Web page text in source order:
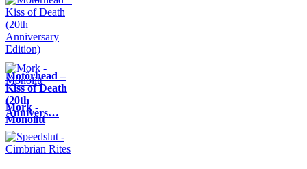
Motörhead –
Kiss of Death
(20th
Annivers…
Mork -
Monolitt